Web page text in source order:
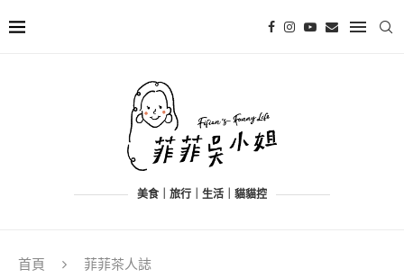
美食｜旅行｜生活｜貓貓控
首頁 菲菲茶人誌